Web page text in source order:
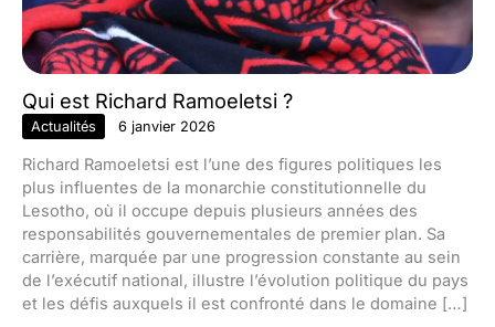
Qui est Richard Ramoeletsi ?
Actualités 6 janvier 2026
Richard Ramoeletsi est l’une des figures politiques les
plus influentes de la monarchie constitutionnelle du
Lesotho, où il occupe depuis plusieurs années des
responsabilités gouvernementales de premier plan. Sa
carrière, marquée par une progression constante au sein
de l’exécutif national, illustre l’évolution politique du pays
et les défis auxquels il est confronté dans le domaine […]